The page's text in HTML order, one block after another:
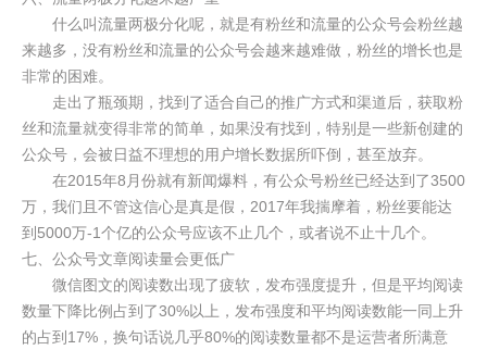
什么叫流量两极分化呢，就是有粉丝和流量的公众号会粉丝越
来越多，没有粉丝和流量的公众号会越来越难做，粉丝的增长也是
非常的困难。
走出了瓶颈期，找到了适合自己的推广方式和渠道后，获取粉
丝和流量就变得非常的简单，如果没有找到，特别是一些新创建的
公众号，会被日益不理想的用户增长数据所吓倒，甚至放弃。
在2015年8月份就有新闻爆料，有公众号粉丝已经达到了3500
万，我们且不管这信心是真是假，2017年我揣摩着，粉丝要能达
到5000万-1个亿的公众号应该不止几个，或者说不止十几个。
七、公众号文章阅读量会更低广
微信图文的阅读数出现了疲软，发布强度提升，但是平均阅读
数量下降比例占到了30%以上，发布强度和平均阅读数能一同上升
的占到17%，换句话说几乎80%的阅读数量都不是运营者所满意